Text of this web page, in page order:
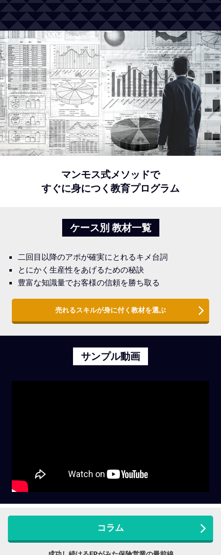
マンモス式メソッドで
すぐに身につく教育プログラム
ケース別 教材一覧
二回目以降のアポが確実にとれるキメ台詞
とにかく生産性をあげるための秘訣
豊富な知識量でお客様の信頼を勝ち取る
売れるスキルが身に付く教材を選ぶ
サンプル動画
コラム